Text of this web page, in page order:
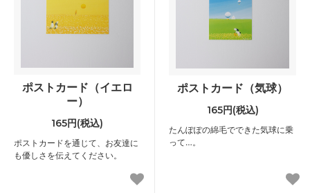
ポストカード（イエロ
ー）
165円(税込)
ポストカードを通じて、お友達に
も優しさを伝えてください。
ポストカード（気球）
165円(税込)
たんぽぽの綿毛でできた気球に乗
って…。